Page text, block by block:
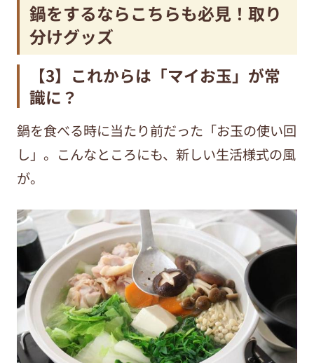
鍋をするならこちらも必見！取り
分けグッズ
【3】これからは「マイお玉」が常
識に？
鍋を食べる時に当たり前だった「お玉の使い回
し」。こんなところにも、新しい生活様式の風
が。